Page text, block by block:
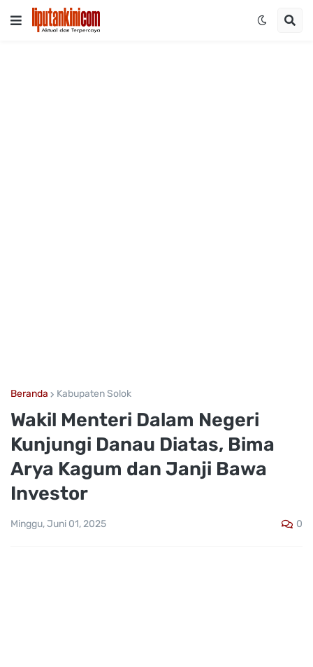
Beranda Kabupaten Solok
Wakil Menteri Dalam Negeri
Kunjungi Danau Diatas, Bima
Arya Kagum dan Janji Bawa
Investor
Minggu, Juni 01, 2025 0